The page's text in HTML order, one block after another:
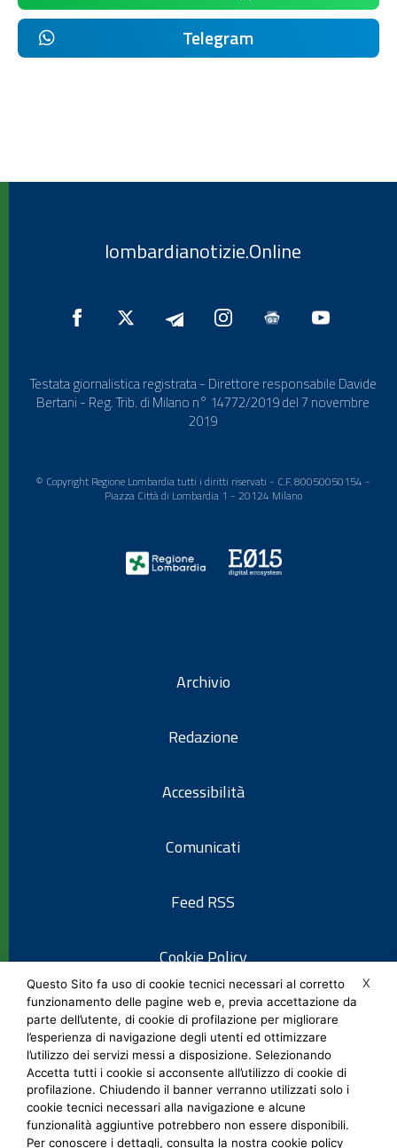
Telegram
lombardianotizie.Online
Testata giornalistica registrata - Direttore responsabile Davide
Bertani - Reg. Trib. di Milano n° 14772/2019 del 7 novembre
2019
© Copyright Regione Lombardia tutti i diritti riservati - C.F. 80050050154 -
Piazza Città di Lombardia 1 - 20124 Milano
Archivio
Redazione
Accessibilità
Comunicati
Feed RSS
Cookie Policy
Informativa privacy
Note legali
Social Media Policy
X
Questo Sito fa uso di cookie tecnici necessari al corretto
funzionamento delle pagine web e, previa accettazione da
parte dell’utente, di cookie di profilazione per migliorare
l’esperienza di navigazione degli utenti ed ottimizzare
l’utilizzo dei servizi messi a disposizione. Selezionando
Accetta tutti i cookie si acconsente all’utilizzo di cookie di
profilazione. Chiudendo il banner verranno utilizzati solo i
cookie tecnici necessari alla navigazione e alcune
funzionalità aggiuntive potrebbero non essere disponibili.
Per conoscere i dettagli, consulta la nostra cookie policy